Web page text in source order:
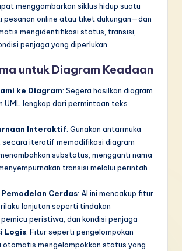
menggambarkan siklus hidup suatu
online atau tiket dukungan—dan
mengidentifikasi status, transisi,
penjaga yang diperlukan.
untuk Diagram Keadaan
ke Diagram: Segera hasilkan diagram
UML lengkap dari permintaan teks
Interaktif: Gunakan antarmuka
iteratif memodifikasi diagram
substatus, mengganti nama
transisi melalui perintah
Pemodelan Cerdas: AI ini mencakup fitur
lanjutan seperti tindakan
peristiwa, dan kondisi penjaga
Logis: Fitur seperti pengelompokan
otomatis mengelompokkan status yang